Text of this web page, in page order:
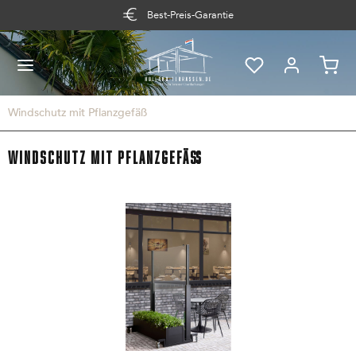
Best-Preis-Garantie
Windschutz mit Pflanzgefäß
Windschutz mit Pflanzgefäß